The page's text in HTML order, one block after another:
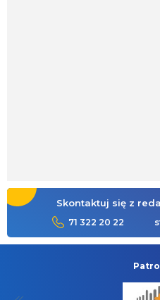
Skontaktuj się z
71 322 20 22